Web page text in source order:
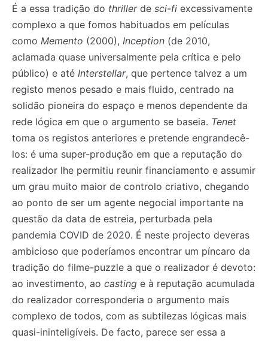
É a essa tradição do thrillerde sci-fi excessivamente
complexo a que fomos habituados em películas
como Memento (2000), Inception (de 2010,
aclamada quase universalmente pela crítica e pelo
público) e até Interstellar, que pertence talvez a um
registo menos pesado e mais fluido, centrado na
solidão pioneira do espaço e menos dependente da
rede lógica em que o argumento se baseia. Tenet
toma os registos anteriores e pretende engrandecê-
los: é uma super-produção em que a reputação do
realizador lhe permitiu reunir financiamento e assumir
um grau muito maior de controlo criativo, chegando
ao ponto de ser um agente negocial importante na
questão da data de estreia, perturbada pela
pandemia COVID de 2020. É neste projecto deveras
ambicioso que poderíamos encontrar um píncaro da
tradição do filme-puzzle a que o realizador é devoto:
ao investimento, ao casting e à reputação acumulada
do realizador corresponderia o argumento mais
complexo de todos, com as subtilezas lógicas mais
quasi-ininteligíveis. De facto, parece ser essa a